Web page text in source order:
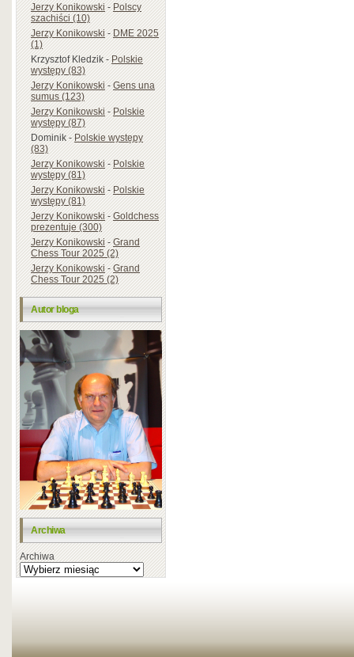
Jerzy Konikowski-Polscy
szachiści (10)
Jerzy Konikowski-DME 2025
(1)
Krzysztof Kledzik-Polskie
występy (83)
Jerzy Konikowski-Gens una
sumus (123)
Jerzy Konikowski-Polskie
występy (87)
Dominik-Polskie występy
(83)
Jerzy Konikowski-Polskie
występy (81)
Jerzy Konikowski-Polskie
występy (81)
Jerzy Konikowski-Goldchess
prezentuje (300)
Jerzy Konikowski-Grand
Chess Tour 2025 (2)
Jerzy Konikowski-Grand
Chess Tour 2025 (2)
Autor bloga
Archiwa
Archiwa